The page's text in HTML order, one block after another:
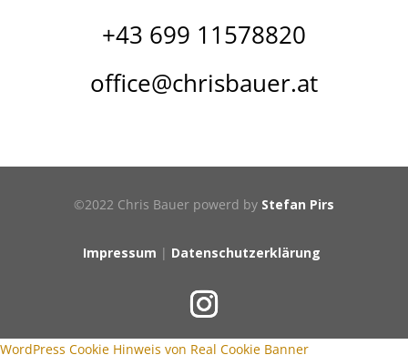
+43 699 11578820
office@chrisbauer.at
©2022 Chris Bauer powerd by Stefan Pirs
Impressum | Datenschutzerklärung
WordPress Cookie Hinweis von Real Cookie Banner